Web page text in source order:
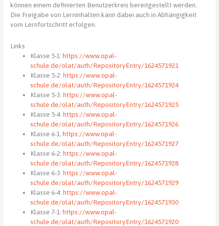
können einem definierten Benutzerkreis bereitgestellt werden.
Die Freigabe von Lerninhalten kann dabei auch in Abhängigkeit
vom Lernfortschritt erfolgen.
Links
Klasse 5-1:https://www.opal-
schule.de/olat/auth/RepositoryEntry/1624571921
Klasse 5-2:https://www.opal-
schule.de/olat/auth/RepositoryEntry/1624571924
Klasse 5-3:https://www.opal-
schule.de/olat/auth/RepositoryEntry/1624571925
Klasse 5-4:https://www.opal-
schule.de/olat/auth/RepositoryEntry/1624571926
Klasse 6-1:https://www.opal-
schule.de/olat/auth/RepositoryEntry/1624571927
Klasse 6-2:https://www.opal-
schule.de/olat/auth/RepositoryEntry/1624571928
Klasse 6-3:https://www.opal-
schule.de/olat/auth/RepositoryEntry/1624571929
Klasse 6-4:https://www.opal-
schule.de/olat/auth/RepositoryEntry/1624571930
Klasse 7-1:https://www.opal-
schule.de/olat/auth/RepositoryEntry/1624571920